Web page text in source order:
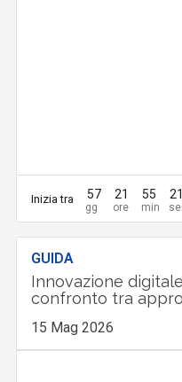
Inizia tra 57 21 55 20
GUIDA
Innovazione
confronto tra
15 Mag 2026